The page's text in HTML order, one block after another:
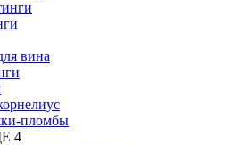
вина
пломбы
4